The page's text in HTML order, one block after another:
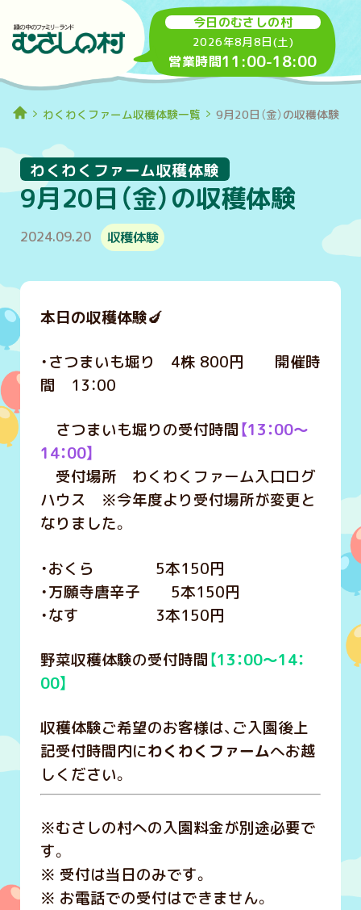
今日のむさしの村
2026年8月8日(土)
営業時間11:00-18:00
わくわくファーム収穫体験一覧 9月20日（金）の収穫体験
9月20日（金）の収穫体験
わくわくファーム収穫体験
2024.09.20 収穫体験
本日の収穫体験🍆
・さつまいも堀り 4株 800円 開催時
間 13：00
さつまいも堀りの受付時間 【13：00～
14：00】
受付場所 わくわくファーム入口ログ
ハウス ※今年度より受付場所が変更と
なりました。
・おくら 5本150円
・万願寺唐辛子 5本150円
・なす 3本150円
野菜収穫体験の受付時間【13：00～14：
00】
収穫体験ご希望のお客様は、ご入園後上
記受付時間内にわくわくファームへお越
しください。
※むさしの村への入園料金が別途必要で
す。
※ 受付は当日のみです。
※ お電話での受付はできません。